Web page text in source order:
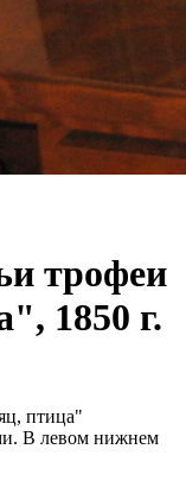
трофеи
1850 г.
птица"
В левом нижнем